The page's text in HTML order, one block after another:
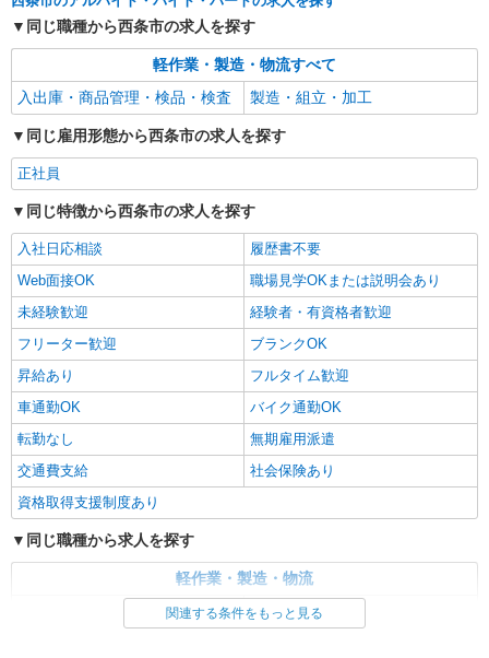
同じ職種から西条市の求人を探す
軽作業・製造・物流すべて
入出庫・商品管理・検品・検査
製造・組立・加工
同じ雇用形態から西条市の求人を探す
正社員
同じ特徴から西条市の求人を探す
入社日応相談
履歴書不要
Web面接OK
職場見学OKまたは説明会あり
未経験歓迎
経験者・有資格者歓迎
フリーター歓迎
ブランクOK
昇給あり
フルタイム歓迎
車通勤OK
バイク通勤OK
転勤なし
無期雇用派遣
交通費支給
社会保険あり
資格取得支援制度あり
同じ職種から求人を探す
軽作業・製造・物流
入出庫・商品管理・検品・検査
製造・組立・加工
関連する条件をもっと見る